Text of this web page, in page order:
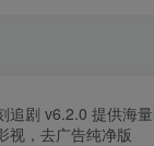
追剧 v6.2.0 提供海
视，去广告纯净版